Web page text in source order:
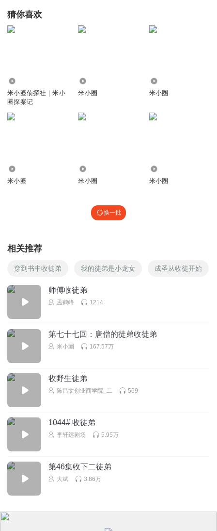
ኈ ቼ ዽ ጿ ኈ ቼ ዽ ጿ ኈ ቼ ዽ ጿ ኈ ቼ ዽ ጿ ኈ ቼ ዽ ጿ ኈ ቼ ዽ ጿ
ኈ ቼ ዽ ጿ ኈ ቼ ዽ ጿ（不可复制）
ቼ ዽ ጿ ኈ ቼ ዽ ጿ ኈ ቼ ዽ ጿ ኈ ቼ ዽ ጿ ኈ ቼ ዽ ጿ ኈ ቼ ዽ ጿ ኈ ቼ ዽ ጿ
ጿ ኈ ቼ ዽ ጿ（不可复制）
🌗 🌖 🌕 🌔 🌓 🌒 🌑 🌑 🌘 🌗 🌖 🌕 🌔 🌓 🌒 🌑 🌑 🌘 🌗 🌖
🌕 🌔 🌓 🌒 🌑 🌑 🌘 🌗 🌖 🌕 🌔 🌓 🌒 🌑 🌑 🌘 🌗 🌖 🌕 🌔
🌑 🌑 🌘 🌗 🌖 🌕 🌔 🌓 🌒 🌑 🌑 🌘 🌗 🌖 🌕 🌔 🌓 🌒 🌑 🌑
心心妈妈1023
闪闪_亮晶晶
都夏天了，可我还是因为咳嗽不能吃冰淇淋！不开心！
2024-07-04
圣光流星雨
1366557epac
1．请看七。 2．请看十一。 3．不要生气，请看六。 4．千
万别生气，请看八。 5．千万不要生气，请看十五。 6．请看
四， 7．不要生气，请看五。 8．点个赞吧！ 9．不要生气，
请看十二。 10．请看十三 11．别生气，请看十四。 12．别
生气，请看十。 13．别生气，请看二。 14．请看三。 15．
你可不能生气，请看九。
2025-11-04
_家产重度依赖_回复 @通醺: 好好看！
猜你喜欢
米小圈侦探社｜米小
圈探案记
米小圈 米小圈
米小圈 米小圈 米小圈
换一批
相关推荐
穿到书中收徒弟 我的徒弟是小龙女 成圣从收徒开始
师傅收徒弟
孟鹤峰 1214
第七十七回：唐僧的徒弟收徒弟
米小圈 167.57万
收野生徒弟
陈昌文创业商学院_二 569
1044# 收徒弟
李轩远剧场 5.95万
第46集收下二徒弟
大斌 3.86万